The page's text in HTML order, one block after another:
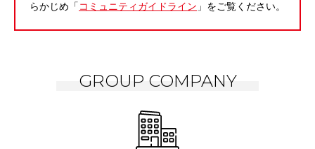
らかじめ「 コミュニティガイドライン 」をご覧ください。
GROUP COMPANY